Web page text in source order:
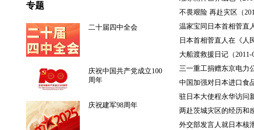
专题
二十届四中全会
庆祝中国共产党成立100
周年
庆祝建军98周年
不畏艰险 再赴灾区（
温家宝同日本首相菅直
日本首相菅直人在《人
大船渡救援日记（2011-
三一重工捐赠东京电力
中国加强对日本进口食
驻日本大使程永华访问
两赴茨城灾区的经历和
外交部发言人就日本核